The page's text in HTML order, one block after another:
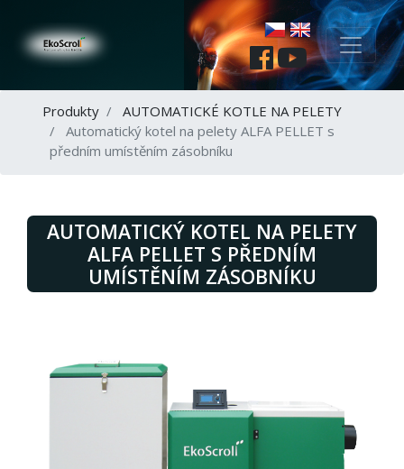
Produkty
AUTOMATICKÉ KOTLE NA PELETY
Automatický kotel na pelety ALFA PELLET s
předním umístěním zásobníku
AUTOMATICKÝ KOTEL NA PELETY
ALFA PELLET S PŘEDNÍM
UMÍSTĚNÍM ZÁSOBNÍKU